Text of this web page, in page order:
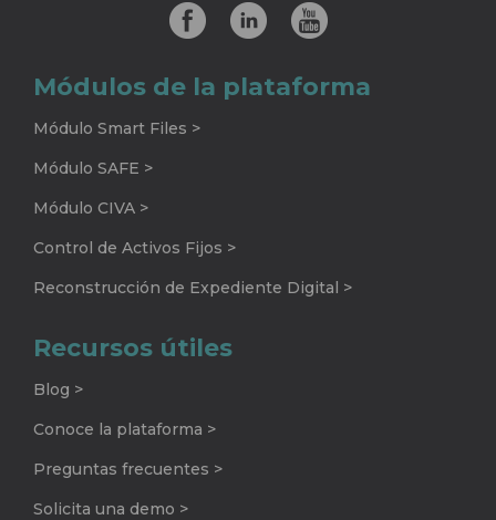
Módulos de la plataforma
Módulo Smart Files >
Módulo SAFE >
Módulo CIVA >
Control de Activos Fijos >
Reconstrucción de Expediente Digital >
Recursos útiles
Blog >
Conoce la plataforma >
Preguntas frecuentes >
Solicita una demo >